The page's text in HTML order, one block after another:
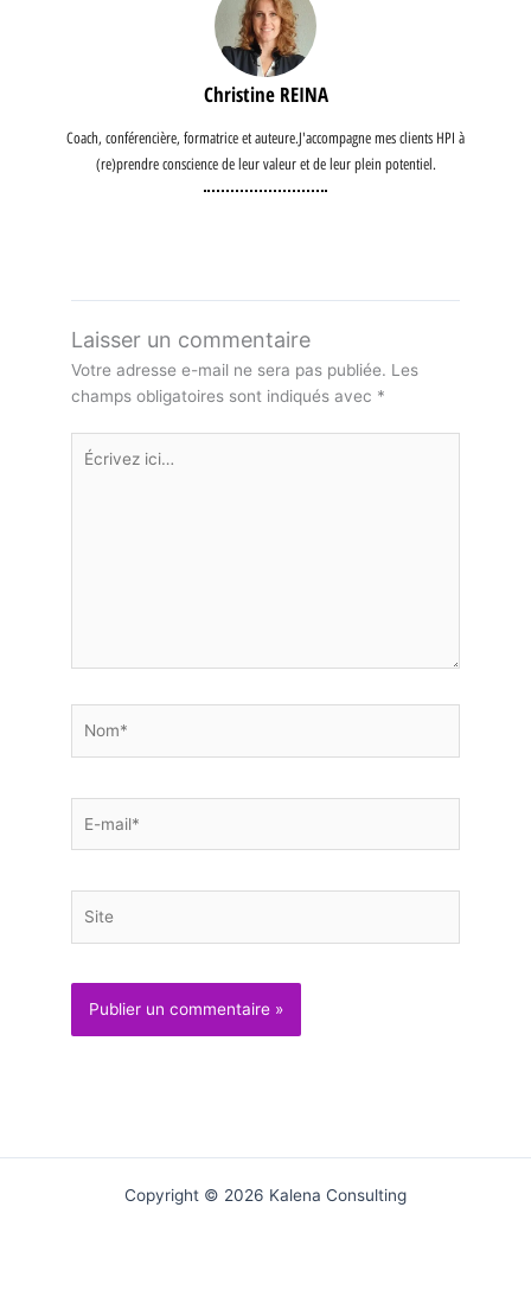
Christine REINA
Coach, conférencière, formatrice et auteure.J'accompagne mes clients HPI à
(re)prendre conscience de leur valeur et de leur plein potentiel.
Laisser un commentaire
Votre adresse e-mail ne sera pas publiée. Les
champs obligatoires sont indiqués avec *
Écrivez
ici…
mail*
Copyright © 2026 Kalena Consulting